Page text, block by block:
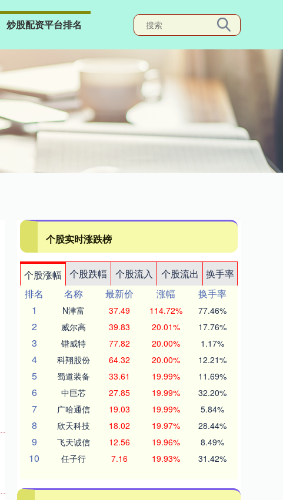
炒股配资平台排名
个股实时涨跌榜
个股涨幅 个股跌幅 个股流入 个股流出
换手率
排名
名称 最新价 涨幅
换手率
1
N津富 37.49 114.72% 77.46%
2 威尔高 39.83 20.01% 17.76%
3 锴威特 77.82 20.00% 1.17%
4 科翔股份 64.32 20.00% 12.21%
5 蜀道装备 33.61 19.99% 11.69%
6 中巨芯 27.85 19.99% 32.20%
7 广哈通信 19.03 19.99% 5.84%
8 欣天科技 18.02 19.97% 28.44%
9 飞天诚信 12.56 19.96% 8.49%
10 任子行 7.16 19.93% 31.42%